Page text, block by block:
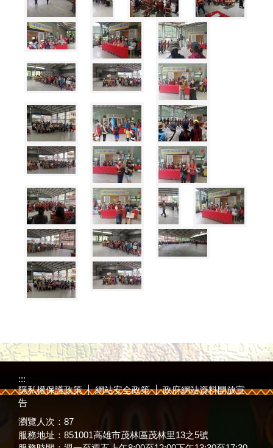
:::
隱私權保護政策
網站安全政策
政府網站資料開放宣
告
瀏覽人次： 87
服務地址：851001高雄市茂林區茂林里13之5號